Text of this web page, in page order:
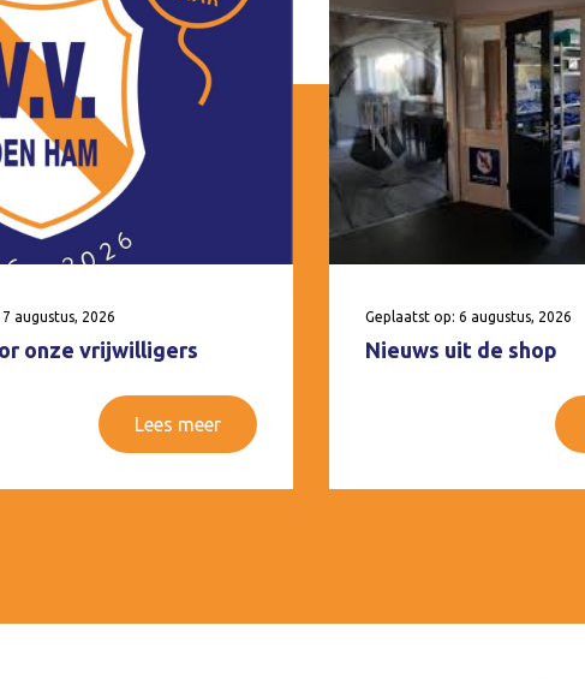
augustus, 2026
onze vrijwilligers
Lees meer
Geplaatst op: 6 augustus, 2026
Nieuws uit de shop